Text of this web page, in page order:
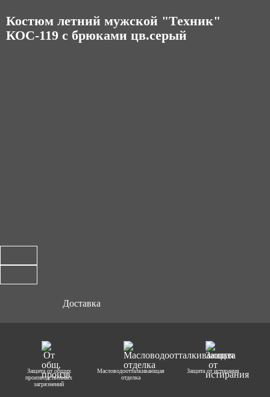
Костюм летний мужской "Техник"
КОС-119 с брюками цв.серый
Доставка
Защита от общих
производственных
загрязнений
Масловодоотталкивающая
отделка
Защита от истирания